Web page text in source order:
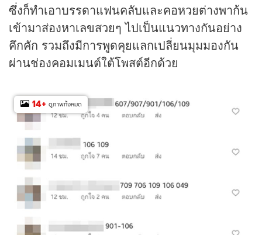
ซึ่งก็ทำเอาบรรดาแฟนคลับและคอหวยต่างพาก้น
เข้ามาส่องหาเลขสวยๆ ไปเป็นแนวทางกันอย่าง
คึกคัก รวมถึงมีการพูดคุยแลกเปลี่ยนมุมมองกัน
ผ่านช่องคอมเมนต์ใต้โพสต์อีกด้วย
14+ ดูภาพทั้งหมด